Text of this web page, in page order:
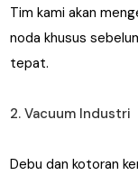
Tim kami akan
noda khusus
tepat.
2. Vacuum Industri
Debu dan kotoran